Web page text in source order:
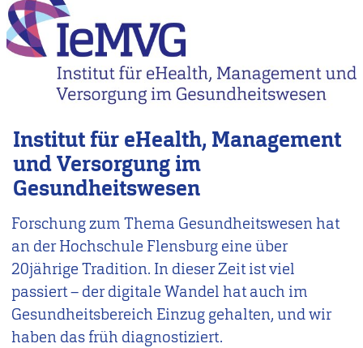
Institut für eHealth, Management
und Versorgung im
Gesundheitswesen
Forschung zum Thema Gesundheitswesen hat
an der Hochschule Flensburg eine über
20jährige Tradition. In dieser Zeit ist viel
passiert – der digitale Wandel hat auch im
Gesundheitsbereich Einzug gehalten, und wir
haben das früh diagnostiziert.